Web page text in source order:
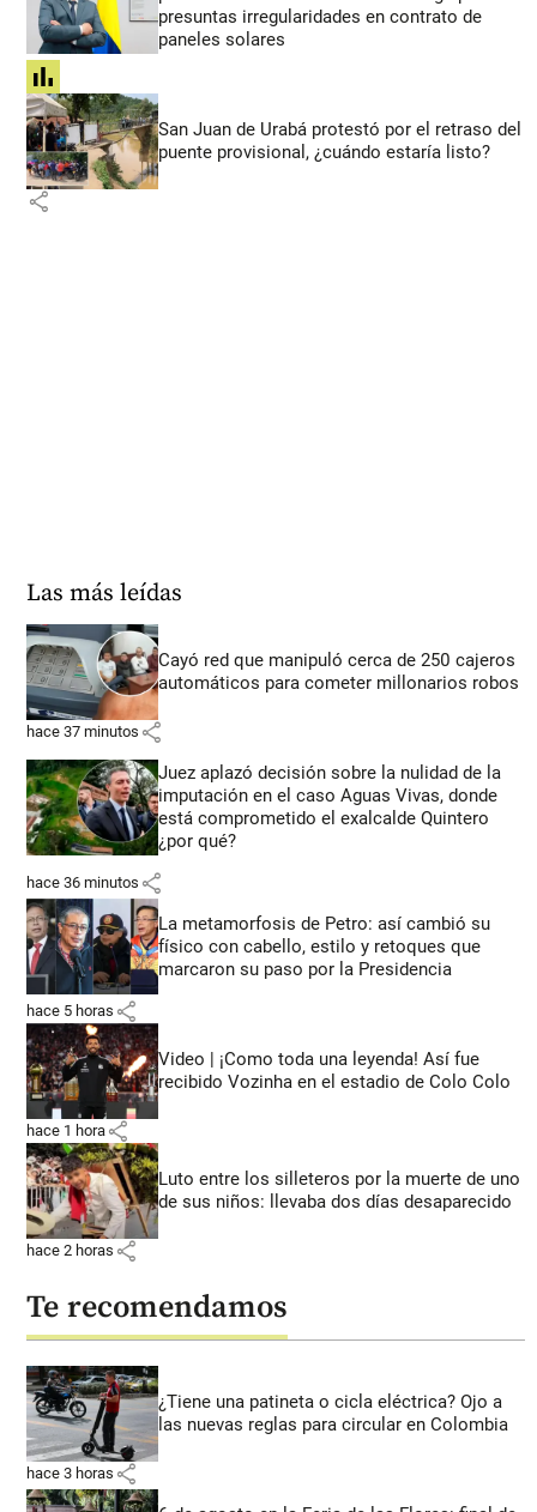
presuntas irregularidades en contrato de
paneles solares
share
San Juan de Urabá protestó por el retraso del
puente provisional, ¿cuándo estaría listo?
share
Las más leídas
Cayó red que manipuló cerca de 250 cajeros
automáticos para cometer millonarios robos
hace 37 minutos share
Juez aplazó decisión sobre la nulidad de la
imputación en el caso Aguas Vivas, donde
está comprometido el exalcalde Quintero
¿por qué?
hace 36 minutos share
La metamorfosis de Petro: así cambió su
físico con cabello, estilo y retoques que
marcaron su paso por la Presidencia
hace 5 horas share
Video | ¡Como toda una leyenda! Así fue
recibido Vozinha en el estadio de Colo Colo
hace 1 hora share
Luto entre los silleteros por la muerte de uno
de sus niños: llevaba dos días desaparecido
hace 2 horas share
Te recomendamos
¿Tiene una patineta o cicla eléctrica? Ojo a
las nuevas reglas para circular en Colombia
hace 3 horas share